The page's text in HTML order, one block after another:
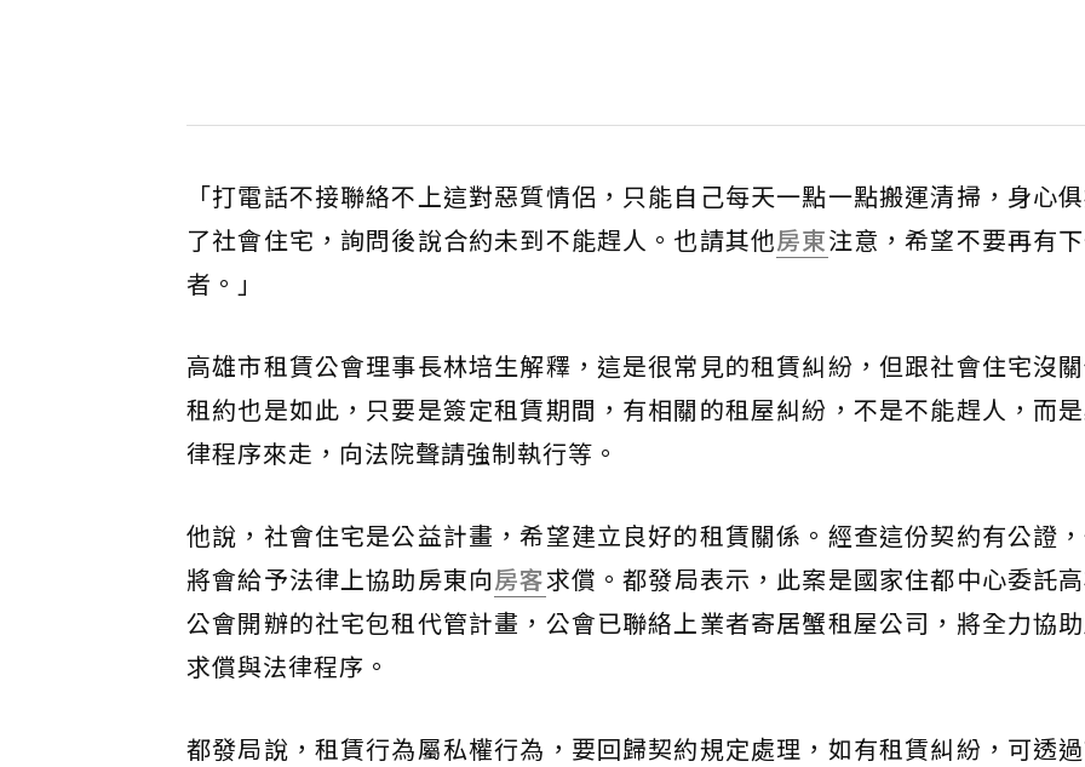
「打電話不接聯絡不上這對惡質情侶，只能自己每天一點一點搬運清掃，身心
了社會住宅，詢問後說合約未到不能趕人。也請其他房東注意，希望不要再有
者。」
高雄市租賃公會理事長林培生解釋，這是很常見的租賃糾紛，但跟社會住宅沒
租約也是如此，只要是簽定租賃期間，有相關的租屋糾紛，不是不能趕人，而
律程序來走，向法院聲請強制執行等。
他說，社會住宅是公益計畫，希望建立良好的租賃關係。經查這份契約有公證
將會給予法律上協助房東向房客求償。都發局表示，此案是國家住都中心委託
公會開辦的社宅包租代管計畫，公會已聯絡上業者寄居蟹租屋公司，將全力協
求償與法律程序。
都發局說，租賃行為屬私權行為，要回歸契約規定處理，如有租賃糾紛，可透